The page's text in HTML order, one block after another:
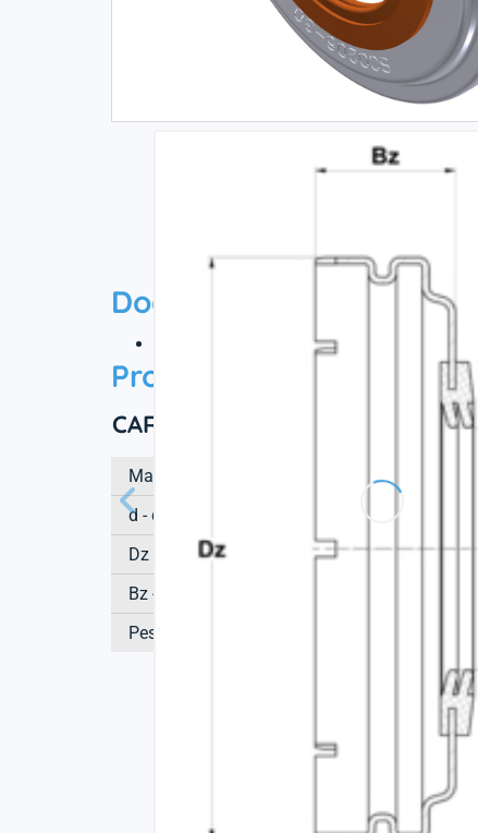
Documentation
Product information
CARATTTERISTICHE TECNICHE
Marchio
d - diametro interno
Dz - Diametreo esterno del coperchio
Bz - Altezza del coperchio
Peso